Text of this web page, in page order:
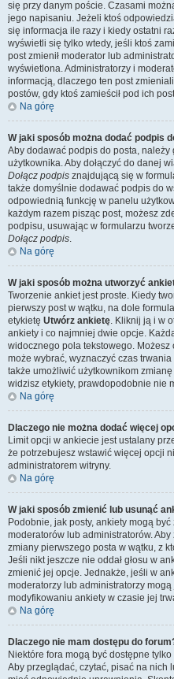
się przy danym poście. Czasami
jego napisaniu. Jeżeli ktoś
się informacja ile razy i kiedy ostatni
wyświetli się tylko wtedy, jeśli ktoś
post zmienił moderator lub
wyświetlona. Administratorzy i
informacją, dlaczego ten post
postów, gdy ktoś zamieścił pod ich
Na górę
W jaki sposób można dodać podpis
Aby dodawać podpis do posta,
użytkownika. Aby dołączyć do danej
Dołącz podpis znajdującą się w
także domyślnie dodawać podpis do
odpowiednią funkcję w panelu
każdym razem pisząc post, możesz
podpisu, usuwając w formularzu
Dołącz podpis.
Na górę
W jaki sposób można utworzyć
Tworzenie ankiet jest proste. Kiedy
pierwszy post w wątku, na dole
etykietę Utwórz ankietę. Kliknij ją i w
ankiety i co najmniej dwie opcje.
widocznego pola tekstowego.
może wybrać, wyznaczyć czas
także umożliwić użytkownikom
widzisz etykiety, prawdopodobnie nie
Na górę
Dlaczego nie można dodać więcej
Limit opcji w ankiecie jest ustalany
że potrzebujesz wstawić więcej opcji
administratorem witryny.
Na górę
W jaki sposób zmienić lub usunąć
Podobnie, jak posty, ankiety mogą
moderatorów lub administratorów.
zmiany pierwszego posta w wątku, z
Jeśli nikt jeszcze nie oddał głosu w
zmienić jej opcje. Jednakże, jeśli w
moderatorzy lub administratorzy
modyfikowaniu ankiety w czasie jej
Na górę
Dlaczego nie mam dostępu do
Niektóre fora mogą być dostępne
Aby przeglądać, czytać, pisać na nich